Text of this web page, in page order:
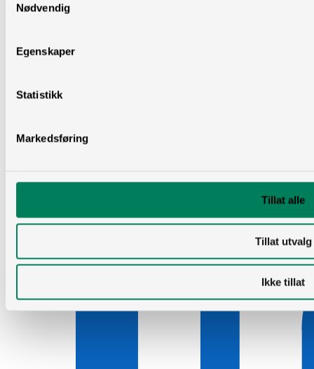
Nødvendig
Egenskaper
Statistikk
Markedsføring
Tillat alle
Tillat utvalg
Ikke tillat